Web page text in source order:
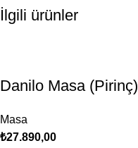
İlgili ürünler
Danilo Masa (Pirinç)
Masa
₺27.890,00